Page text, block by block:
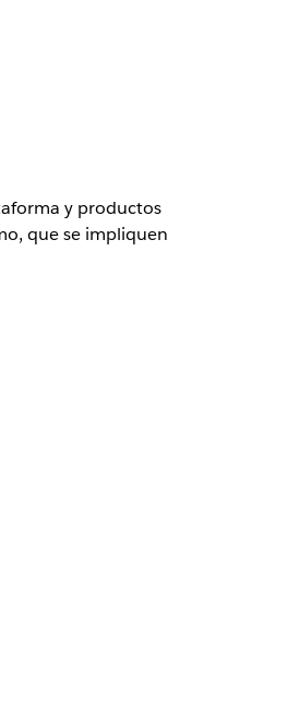
y productos
que se impliquen